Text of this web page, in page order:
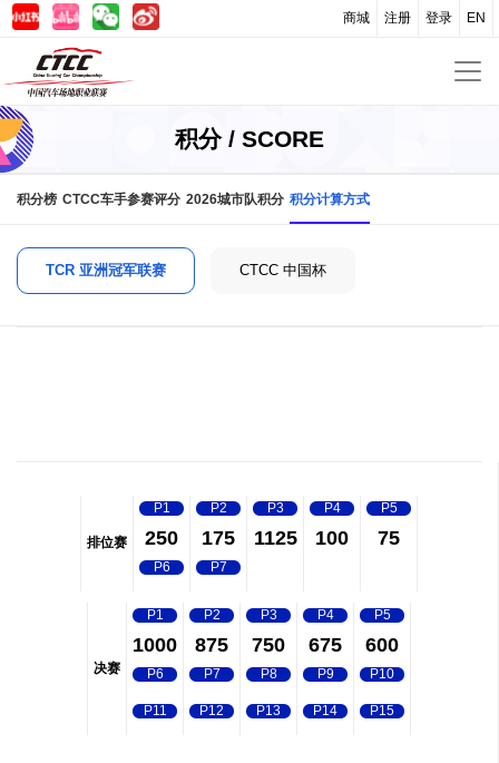
EN
登录
注册
商城
积分 / SCORE
积分榜 CTCC车手参赛评分 2026城市队积分 积分计算方式
TCR 亚洲冠军联赛 CTCC 中国杯
排位赛
P1 P2 P3 P4 P5
250 175 1125 100 75
P6 P7
决赛
P1 P2 P3 P4 P5
1000 875 750 675 600
P6 P7 P8 P9 P10
P11 P12 P13 P14 P15